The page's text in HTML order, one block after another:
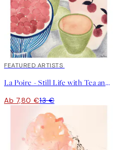
40%*
FEATURED ARTISTS
La Poire - Still Life with Tea and Grapes Poster
Ab 7,80 €13 €